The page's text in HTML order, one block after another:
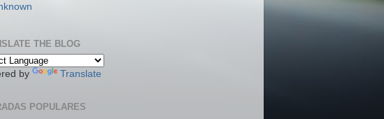
THE BLOG
by Translate
POPULARES